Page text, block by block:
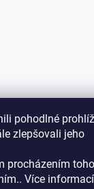
pohodlné
zlepšovali jeho
procházením
Více